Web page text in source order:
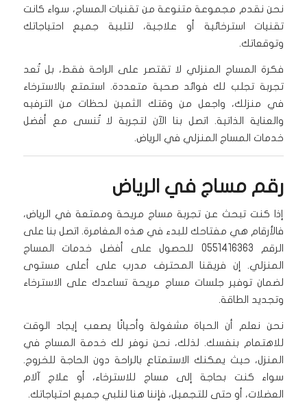
نحن نقدم مجموعة متنوعة من تقنيات المساج، سواء كانت
تقنيات استرخائية أو علاجية، لتلبية جميع احتياجاتك
وتوقعاتك.
فكرة المساج المنزلي لا تقتصر على الراحة فقط، بل تُعد
تجربة تجلب لك فوائد صحية متعددة. استمتع بالاسترخاء
في منزلك، واجعل من وقتك الثمين لحظات من الترفيه
والعناية الذاتية. اتصل بنا الآن لتجربة لا تُنسى مع أفضل
خدمات المساج المنزلي في الرياض.
رقم مساج في الرياض
إذا كنت تبحث عن تجربة مساج مريحة وممتعة في الرياض،
فالأرقام هي مفتاحك للبدء في هذه المغامرة. اتصل بنا على
الرقم 0551416363 للحصول على أفضل خدمات المساج
المنزلي. إن فريقنا المحترف مدرب على أعلى مستوى
لضمان توفير جلسات مساج مريحة تساعدك على الاسترخاء
وتجديد الطاقة.
نحن نعلم أن الحياة مشغولة وأحيانًا يصعب إيجاد الوقت
للاهتمام بنفسك. لذلك، نحن نوفر لك خدمة المساج في
المنزل، حيث يمكنك الاستمتاع بالراحة دون الحاجة للخروج.
سواء كنت بحاجة إلى مساج للاسترخاء، أو علاج آلام
العضلات، أو حتى للتجميل، فإننا هنا لنلبي جميع احتياجاتك.